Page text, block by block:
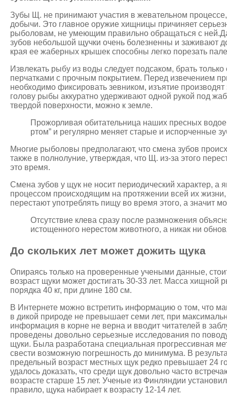
Зубы Щ. не принимают участия в жевательном
добычи. Это главное оружие хищницы причиняет
рыболовам, не умеющим правильно обращаться с
зубов небольшой щучки очень болезненны и заживают
края ее жаберных крышек способны легко порезать
Извлекать рыбу из воды следует подсаком, брать
перчатками с прочным покрытием. Перед извечением
необходимо фиксировать зевником, изъятие производят
голову рыбы аккуратно удерживают одной рукой под
твердой поверхности, можно к земле.
Прожорливая обитательница наших пресных
ртом” и регулярно меняет старые и испорченные
Многие рыболовы предполагают, что смена зубов
также в полнолуние, утверждая, что Щ. из-за этого
это время.
Смена зубов у щук не носит периодический характер, а
процессом происходящим на протяжении всей их жизни,
перестают употреблять пищу во время этого, а значит
Отсутствие клева сразу после размножения
истощенного нерестом животного, а никак ни
До скольких лет может дожить щука
Опираясь только на проверенные учеными данные,
возраст щуки может достигать 30-33 лет. Масса хищной
порядка 40 кг, при длине 180 см.
В Интернете можно встретить информацию о том, что
в дикой природе не превышает семи лет, при
информация в корне не верна и вводит читателей в
проведены довольно серьезные исследования по
щуки. Была разработана специальная прогрессивная
свести возможную погрешность до минимума. В
предельный возраст местных щук редко превышает 24
удалось доказать, что среди щук довольно часто
возрасте старше 15 лет. Ученые из Финляндии
правило, щука набирает к возрасту 12-14 лет.